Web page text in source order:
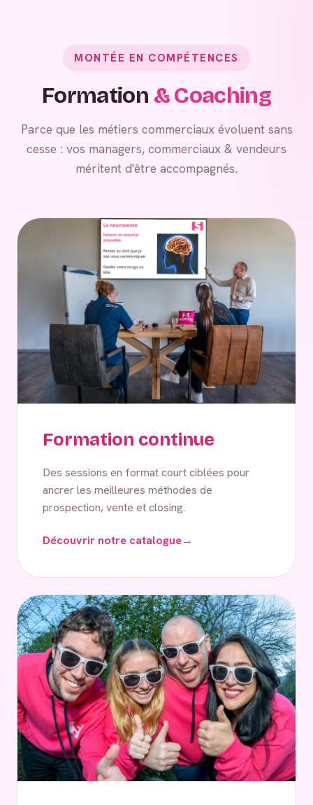
MONTÉE EN COMPÉTENCES
Formation & Coaching
Parce que les métiers commerciaux évoluent sans
cesse : vos managers, commerciaux & vendeurs
méritent d'être accompagnés.
Formation continue
Des sessions en format court ciblées pour
ancrer les meilleures méthodes de
prospection, vente et closing.
Découvrir notre catalogue→